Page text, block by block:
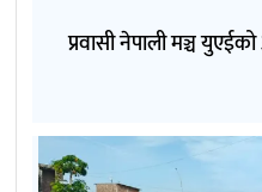
प्रवासी नेपाली मञ्च